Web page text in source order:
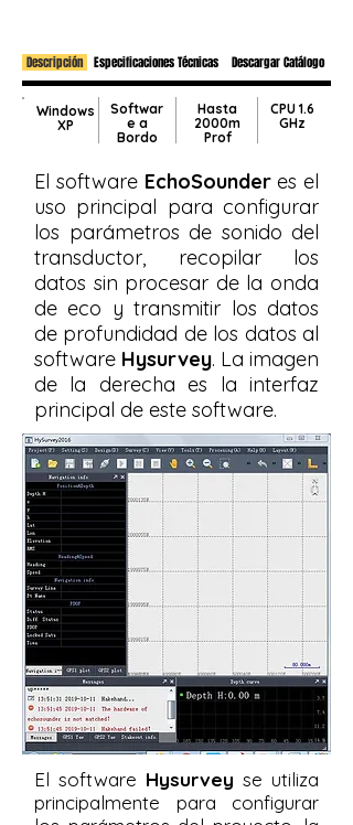
Descripción Especificaciones Técnicas Descargar Catálogo
Windows
XP
Softwar
e a
Bordo
Hasta
2000m
Prof
CPU 1.6
GHz
El software EchoSounder es el
uso principal para configurar
los parámetros de sonido del
transductor, recopilar los
datos sin procesar de la onda
de eco y transmitir los datos
de profundidad de los datos al
software Hysurvey. La imagen
de la derecha es la interfaz
principal de este software.
El software Hysurvey se utiliza
principalmente para configurar